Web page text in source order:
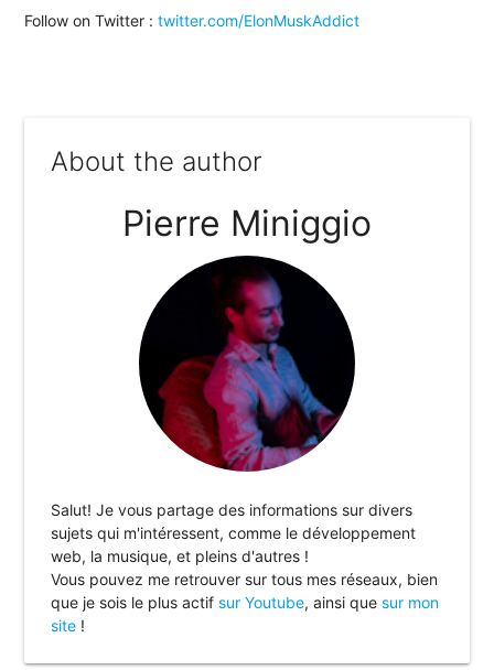
Follow on Twitter :twitter.com/ElonMuskAddict
About the author
Pierre Miniggio
Salut! Je vous partage des informations sur divers
sujets qui m'intéressent, comme le développement
web, la musique, et pleins d'autres !
Vous pouvez me retrouver sur tous mes réseaux, bien
que je sois le plus actifsur Youtube, ainsi quesur mon
site !